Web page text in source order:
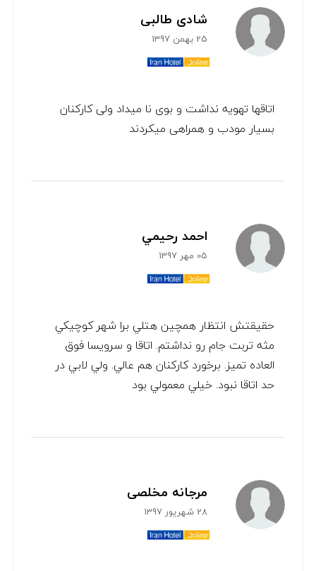
شادی طالبی
25 بهمن 1397
اتاقها تهویه نداشت و بوی نا میداد ولی کارکنان
بسیار مودب و همراهی میکردند
احمد رحيمي
05 مهر 1397
حقيقتش انتظار همچين هتلي برا شهر كوچيكي
مثه تربت جام رو نداشتم. اتاقا و سرويسا فوق
العاده تميز. برخورد كاركنان هم عالي. ولي لابي در
حد اتاقا نبود. خيلي معمولي بود
مرجانه مخلصی
28 شهریور 1397